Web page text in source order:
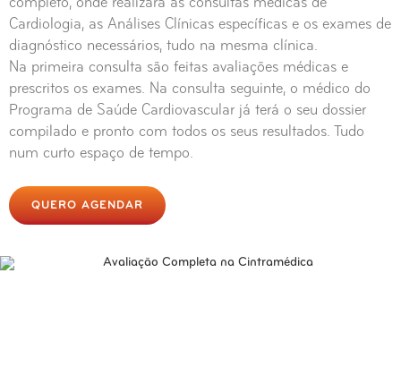
Cardiologia, as Análises Clínicas específicas e os exames de
diagnóstico necessários, tudo na mesma clínica.
Na primeira consulta são feitas avaliações médicas e
prescritos os exames. Na consulta seguinte, o médico do
Programa de Saúde Cardiovascular já terá o seu dossier
compilado e pronto com todos os seus resultados. Tudo
num curto espaço de tempo.
QUERO AGENDAR